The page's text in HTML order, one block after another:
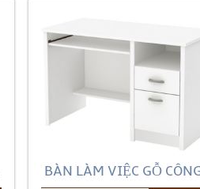
BÀN LÀM VIỆC GỖ